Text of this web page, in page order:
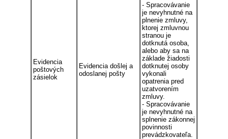
Evidencia
poštových
zásielok
Evidencia došlej a
odoslanej pošty
- Spracovávanie
je nevyhnutné na
plnenie zmluvy,
ktorej zmluvnou
stranou je
dotknutá osoba,
alebo aby sa na
základe žiadosti
dotknutej osoby
vykonali
opatrenia pred
uzatvorením
zmluvy.
- Spracovávanie
je nevyhnutné na
splnenie zákonnej
povinnosti
prevádzkovateľa.